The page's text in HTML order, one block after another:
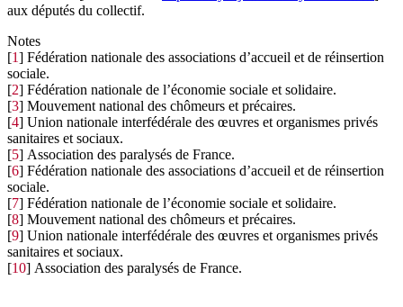
aux députés du collectif.
Notes
[1] Fédération nationale des associations d’accueil et de réinsertion
sociale.
[2] Fédération nationale de l’économie sociale et solidaire.
[3] Mouvement national des chômeurs et précaires.
[4] Union nationale interfédérale des œuvres et organismes privés
sanitaires et sociaux.
[5] Association des paralysés de France.
[6] Fédération nationale des associations d’accueil et de réinsertion
sociale.
[7] Fédération nationale de l’économie sociale et solidaire.
[8] Mouvement national des chômeurs et précaires.
[9] Union nationale interfédérale des œuvres et organismes privés
sanitaires et sociaux.
[10] Association des paralysés de France.